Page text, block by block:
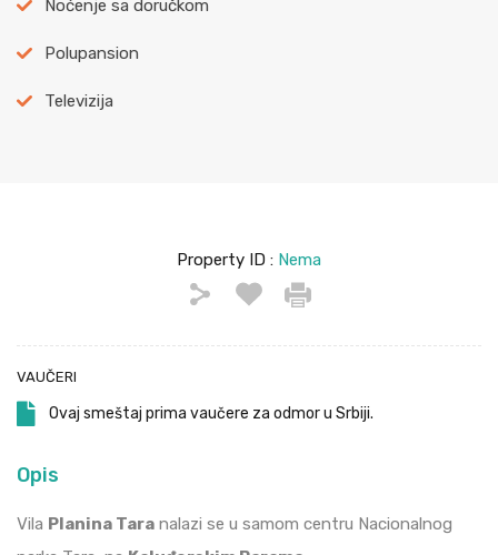
Noćenje sa doručkom
Polupansion
Televizija
Property ID : Nema
VAUČERI
Ovaj smeštaj prima vaučere za odmor u Srbiji.
Opis
Vila Planina Tara nalazi se u samom centru Nacionalnog